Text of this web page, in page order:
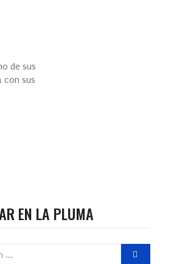
de sus
con sus
EN LA PLUMA